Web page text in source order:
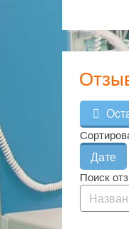
Мамина
В 2005
Мамина
Мамина
Дате
Поиск